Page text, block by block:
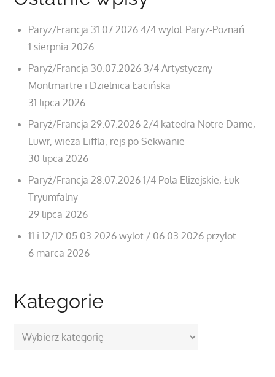
Paryż/Francja 31.07.2026 4/4 wylot Paryż-Poznań
1 sierpnia 2026
Paryż/Francja 30.07.2026 3/4 Artystyczny
Montmartre i Dzielnica Łacińska
31 lipca 2026
Paryż/Francja 29.07.2026 2/4 katedra Notre Dame,
Luwr, wieża Eiffla, rejs po Sekwanie
30 lipca 2026
Paryż/Francja 28.07.2026 1/4 Pola Elizejskie, Łuk
Tryumfalny
29 lipca 2026
11 i 12/12 05.03.2026 wylot / 06.03.2026 przylot
6 marca 2026
Kategorie
Kategorie